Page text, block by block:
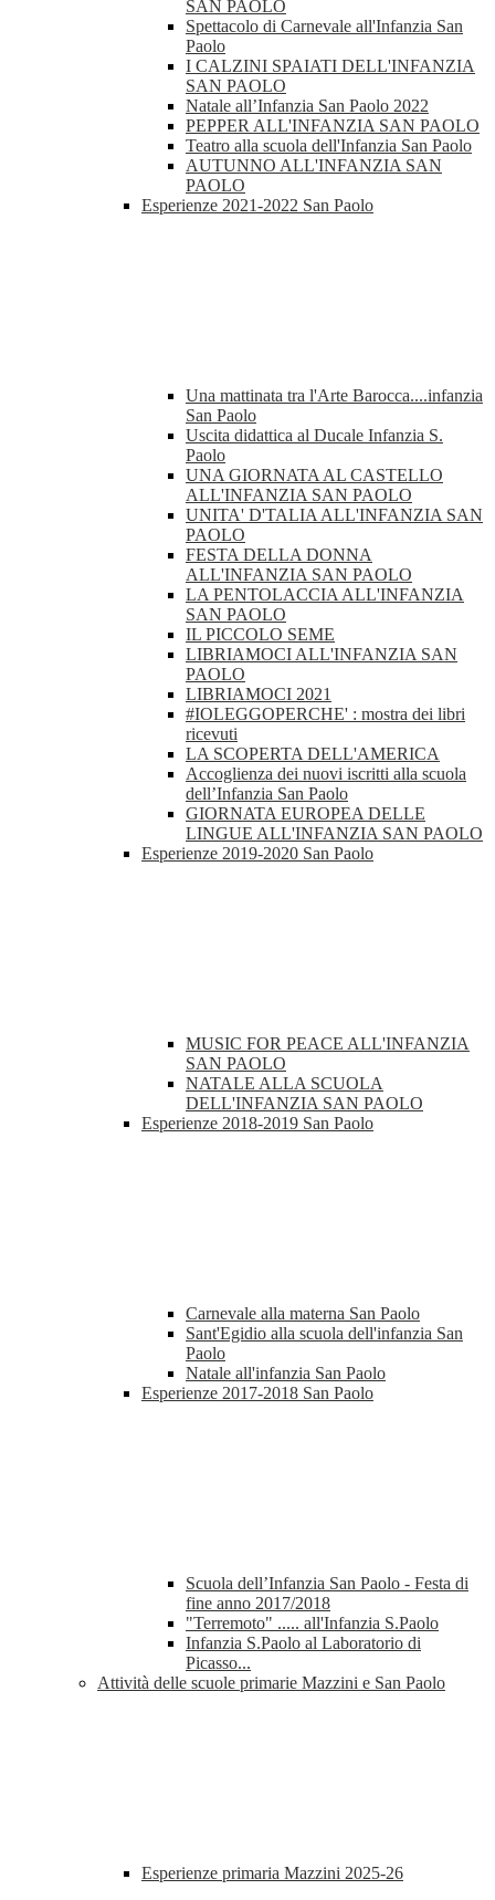
SAN PAOLO
Spettacolo di Carnevale all'Infanzia San
Paolo
I CALZINI SPAIATI DELL'INFANZIA
SAN PAOLO
Natale all’Infanzia San Paolo 2022
PEPPER ALL'INFANZIA SAN PAOLO
Teatro alla scuola dell'Infanzia San Paolo
AUTUNNO ALL'INFANZIA SAN
PAOLO
Esperienze 2021-2022 San Paolo
Una mattinata tra l'Arte Barocca....infanzia
San Paolo
Uscita didattica al Ducale Infanzia S.
Paolo
UNA GIORNATA AL CASTELLO
ALL'INFANZIA SAN PAOLO
UNITA' D'TALIA ALL'INFANZIA SAN
PAOLO
FESTA DELLA DONNA
ALL'INFANZIA SAN PAOLO
LA PENTOLACCIA ALL'INFANZIA
SAN PAOLO
IL PICCOLO SEME
LIBRIAMOCI ALL'INFANZIA SAN
PAOLO
LIBRIAMOCI 2021
#IOLEGGOPERCHE' : mostra dei libri
ricevuti
LA SCOPERTA DELL'AMERICA
Accoglienza dei nuovi iscritti alla scuola
dell’Infanzia San Paolo
GIORNATA EUROPEA DELLE
LINGUE ALL'INFANZIA SAN PAOLO
Esperienze 2019-2020 San Paolo
MUSIC FOR PEACE ALL'INFANZIA
SAN PAOLO
NATALE ALLA SCUOLA
DELL'INFANZIA SAN PAOLO
Esperienze 2018-2019 San Paolo
Carnevale alla materna San Paolo
Sant'Egidio alla scuola dell'infanzia San
Paolo
Natale all'infanzia San Paolo
Esperienze 2017-2018 San Paolo
Scuola dell’Infanzia San Paolo - Festa di
fine anno 2017/2018
"Terremoto" ..... all'Infanzia S.Paolo
Infanzia S.Paolo al Laboratorio di
Picasso...
Attività delle scuole primarie Mazzini e San Paolo
Esperienze primaria Mazzini 2025-26